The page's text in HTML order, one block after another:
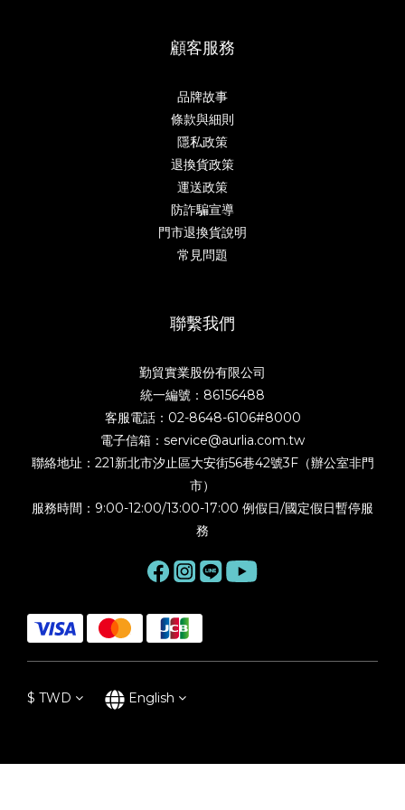
顧客服務
品牌故事
條款與細則
隱私政策
退換貨政策
運送政策
防詐騙宣導
門市退換貨說明
常見問題
聯繫我們
勤貿實業股份有限公司
統一編號：86156488
客服電話：02-8648-6106#8000
電子信箱：service@aurlia.com.tw
聯絡地址：221新北市汐止區大安街56巷42號3F（辦公室非門
市）
服務時間：9:00-12:00/13:00-17:00 例假日/國定假日暫停服
務
$ TWD English